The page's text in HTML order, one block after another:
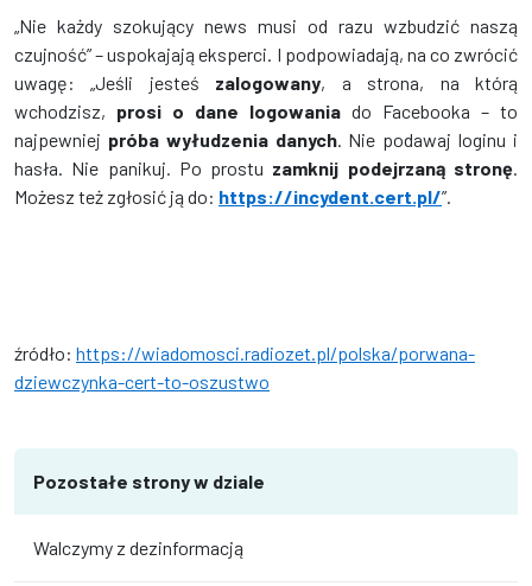
„Nie każdy szokujący news musi od razu wzbudzić naszą
czujność” – uspokajają eksperci. I podpowiadają, na co zwrócić
uwagę: „Jeśli jesteś zalogowany, a strona, na którą
wchodzisz, prosi o dane logowania do Facebooka – to
najpewniej próba wyłudzenia danych. Nie podawaj loginu i
hasła. Nie panikuj. Po prostu zamknij podejrzaną stronę.
Możesz też zgłosić ją do: https://incydent.cert.pl/”.
źródło: https://wiadomosci.radiozet.pl/polska/porwana-
dziewczynka-cert-to-oszustwo
Pozostałe strony w dziale
Walczymy z dezinformacją